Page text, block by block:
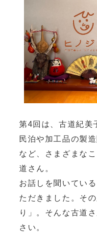
第4回は、古道紀美
民泊や加工品の製
など、さまざまな
道さん。
お話しを聞いてい
ただきました。そ
り」。そんな古道
さい。